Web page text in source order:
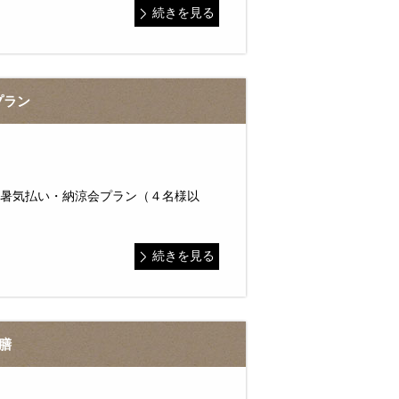
続きを見る
ラン
気払い・納涼会プラン（４名様以
続きを見る